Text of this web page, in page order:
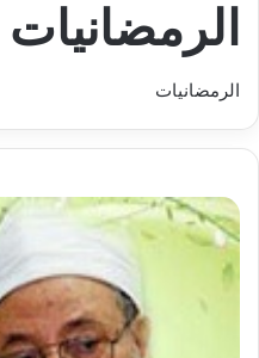
الرمضانیات
الرمضانیات